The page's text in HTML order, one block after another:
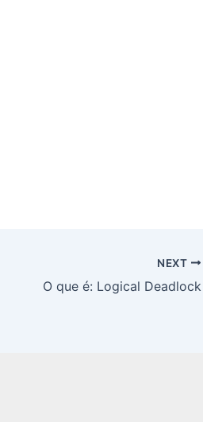
NEXT
O que é: Logical Deadlock